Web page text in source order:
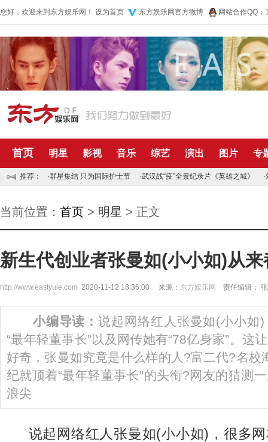
您好，欢迎来到东方娱乐网！ 设为首页 东方娱乐网官方微博 网站合作QQ
首页 明星 影视 音乐 综艺 演出 图片 专
推荐： ·群星集结 只为国际护士节 ·武汉战“疫”全景纪录片《英雄之城》 ·
当前位置： 首页 > 明星 > 正文
新生代创业者张曼如(小小如)从
http://www.eastyule.com 2020-11-12 18:36:00 来源： 东方娱乐网 责任编辑：
小编导读：说起网络红人张曼如(小小如
“最年轻董事长”以及网传她有“78亿身家”。这
好奇，张曼如究竟是什么样的人?富二代?名校
纪就顶着“最年轻董事长”的头衔?网友的猜测
浪尖
说起网络红人张曼如(小小如)，很多网